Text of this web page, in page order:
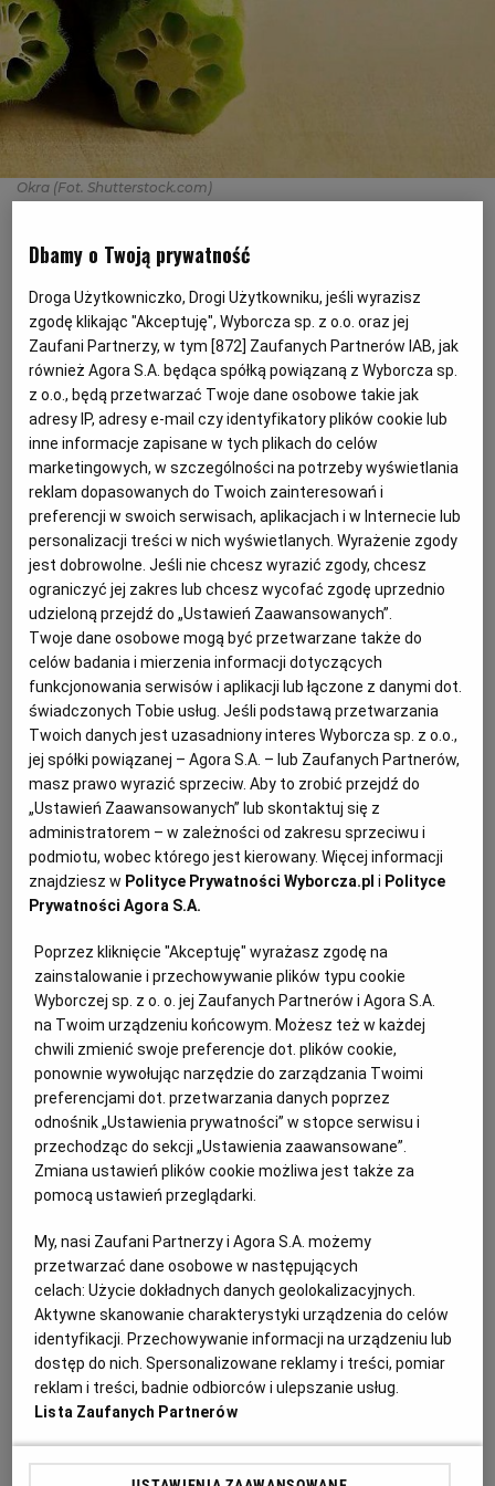
NAPOJE
SAŁATKI
MAKARONY
DRÓB
MIĘSA
RYBY
PRZEKĄSKI
DOMOWE PRZETWORY
SOST, DIPY I INNE DODATKI
DOMOWE PRZYJĘCIE
KUCHNIA CHIŃSKA
KUCHNIA TAJSKA
KUCHNIA GRECKA
KUCHNIA PORTUGALSKA
KUCHNIA FRANCUSKA
KUCHNIA AMERYKAŃSKA
KUCHNIA POLSKA
KUCHNIA MEKSYKAŃSKA
KUCHNIA INDYJSKA
KUCHNIA HISZPAŃSKA
KUCHNIA NIEMIECKA
ZAKUPY
SPRZĘT KUCHENNY
FIT PRZEPISY
WEGE
WEGAN
BEZ GLUTENU
PODRÓŻE KULINARNE
HISTORIE KULINARNE
FELIETONY KULINARNE
KSIĄŻKI KULINARNE
SZEF KUCHNI
NASZE SERWISY
SERWISY LOKALNE
BIAŁYSTOK
BIELSKO-BIAŁA
BYDGOSZCZ
CZĘSTOCHOWA
ELBLĄG
GLIWICE
GORZÓW WIELKOPOLSKI
KALISZ
KATOWICE
KIELCE
KOSZALIN
LUBLIN
ŁÓDŹ
OLSZTYN
OPOLE
PŁOCK
POZNAŃ
RADOM
WYBORCZA.PL
MAGAZYNY
DUŻY FORMAT
WOLNA SOBOTA
ALE HISTORIA
WYBORCZA TV I VOD
TYLKO ZDROWIE
KSIĄŻKI. MAGAZYN DO CZYTANIA
NASZA EUROPA
SŁÓWKA. MAGAZYN O JĘZYKU
WYBORCZA CLASSIC
WYBORCZA.BIZ
WYSOKIE OBCASY
BIQDATA
JUTRONAUCI
ARCHIWUM
INNE SERWISY
GAZETA.PL
TOK FM
PUBLIO.PL
KULTURALNYSKLEP.PL
DZIECKO
ZDROWIE
POGODA
PODRÓŻE
WIDEO
Okra (Fot. Shutterstock.com)
Z czym ją jeść, co można z niej przyrządzić,
najlepiej
Owoce okry (czyli ketmii) są długie, zielone i pokryte
delikatnym meszkiem. Kształtem trochę przypominają
chilli, ale spokrewnione są z hibiskusem. Do gotowania
używa się niedojrzałych sztuk.
mrożoną okrę. Świeżej szukajcie w sklepach z azjatycką
żywnością.
Smakiem przypomina mieszankę bakłażana i fasolki
szparagowej. Najwięcej potraw z okrą jest wkuchniach
azjatyckichi zpołudnia USA. W tej ostatniej często
pojawia się w gumbo, gęstej zupie z warzywami i
mięsem.
ugotowaniu staje się kleista. Nie zmienia to smaku
dania, jedynie je zagęszcza. Jeśli nie odpowiada wam
taka konsystencja, najlepiej okrę obtoczyć w mące
kukurydzianej i usmażyć w głębokim tłuszczu - tak
przygotowana nie będzie lepka. Japończycy smażą ją w
tempurzei podają z sosem sojowym.
Jeśli chcecie ograniczyć lepkość okry, nie krójcie jej,
Dbamy o Twoją prywatność
Droga Użytkowniczko, Drogi Użytkowniku, jeśli wyrazisz
zgodę klikając "Akceptuję", Wyborcza sp. z o.o. oraz jej
Zaufani Partnerzy, w tym [872] Zaufanych Partnerów IAB, jak
również Agora S.A. będąca spółką powiązaną z Wyborcza sp.
z o.o., będą przetwarzać Twoje dane osobowe takie jak
adresy IP, adresy e-mail czy identyfikatory plików cookie lub
inne informacje zapisane w tych plikach do celów
marketingowych, w szczególności na potrzeby wyświetlania
reklam dopasowanych do Twoich zainteresowań i
preferencji w swoich serwisach, aplikacjach i w Internecie lub
personalizacji treści w nich wyświetlanych. Wyrażenie zgody
jest dobrowolne. Jeśli nie chcesz wyrazić zgody, chcesz
ograniczyć jej zakres lub chcesz wycofać zgodę uprzednio
udzieloną przejdź do „Ustawień Zaawansowanych”.
Twoje dane osobowe mogą być przetwarzane także do
celów badania i mierzenia informacji dotyczących
funkcjonowania serwisów i aplikacji lub łączone z danymi dot.
świadczonych Tobie usług. Jeśli podstawą przetwarzania
Twoich danych jest uzasadniony interes Wyborcza sp. z o.o.,
jej spółki powiązanej – Agora S.A. – lub Zaufanych Partnerów,
masz prawo wyrazić sprzeciw. Aby to zrobić przejdź do
„Ustawień Zaawansowanych” lub skontaktuj się z
administratorem – w zależności od zakresu sprzeciwu i
podmiotu, wobec którego jest kierowany. Więcej informacji
znajdziesz w Polityce Prywatności Wyborcza.pl i Polityce
Prywatności Agora S.A.
Poprzez kliknięcie "Akceptuję" wyrażasz zgodę na
zainstalowanie i przechowywanie plików typu cookie
Wyborczej sp. z o. o. jej Zaufanych Partnerów i Agora S.A.
na Twoim urządzeniu końcowym. Możesz też w każdej
chwili zmienić swoje preferencje dot. plików cookie,
ponownie wywołując narzędzie do zarządzania Twoimi
preferencjami dot. przetwarzania danych poprzez
odnośnik „Ustawienia prywatności” w stopce serwisu i
przechodząc do sekcji „Ustawienia zaawansowane”.
Zmiana ustawień plików cookie możliwa jest także za
pomocą ustawień przeglądarki.
My, nasi Zaufani Partnerzy i Agora S.A. możemy
przetwarzać dane osobowe w następujących
celach:Użycie dokładnych danych geolokalizacyjnych.
Aktywne skanowanie charakterystyki urządzenia do celów
identyfikacji. Przechowywanie informacji na urządzeniu lub
dostęp do nich. Spersonalizowane reklamy i treści, pomiar
reklam i treści, badnie odbiorców i ulepszanie usług.
Lista Zaufanych Partnerów